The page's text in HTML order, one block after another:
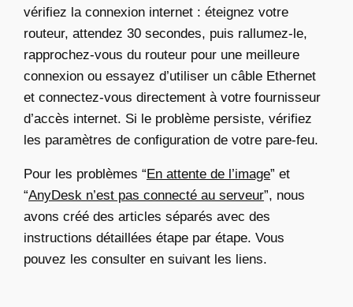
vérifiez la connexion internet : éteignez votre
routeur, attendez 30 secondes, puis rallumez-le,
rapprochez-vous du routeur pour une meilleure
connexion ou essayez d’utiliser un câble Ethernet
et connectez-vous directement à votre fournisseur
d’accès internet. Si le problème persiste, vérifiez
les paramètres de configuration de votre pare-feu.
Pour les problèmes “ En attente de l’image” et
“AnyDesk n’est pas connecté au serveur”, nous
avons créé des articles séparés avec des
instructions détaillées étape par étape. Vous
pouvez les consulter en suivant les liens.